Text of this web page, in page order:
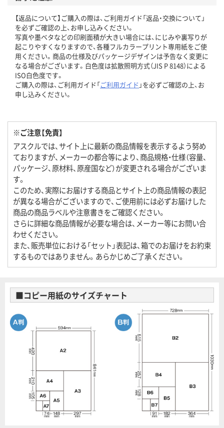
【返品について】ご購入の際は、ご利用ガイド「返品・交換について」
を必ずご確認の上、お申し込みください。
写真や墨ベタなどの印刷面積が大きい場合には、にじみや裏写りが
起こりやすくなりますので、各種フルカラープリント専用紙をご使
用ください。商品の仕様及びパッケージデザインは予告なく変更に
なる場合がございます。白色度は拡散照明方式（JIS P 8148）による
ISO白色度です。
ご購入の際は、ご利用ガイド「ご利用ガイド 」を必ずご確認の上、お
申し込みください。
※ご注意【免責】
アスクルでは、サイト上に最新の商品情報を表示するよう努め
ておりますが、メーカーの都合等により、商品規格・仕様（容量、
パッケージ、原材料、原産国など）が変更される場合がございま
す。
このため、実際にお届けする商品とサイト上の商品情報の表記
が異なる場合がございますので、ご使用前には必ずお届けした
商品の商品ラベルや注意書きをご確認ください。
さらに詳細な商品情報が必要な場合は、メーカー等にお問い合
わせください。
また、販売単位における「セット」表記は、箱でのお届けをお約束
するものではありません。あらかじめご了承ください。
■コピー用紙のサイズチャート